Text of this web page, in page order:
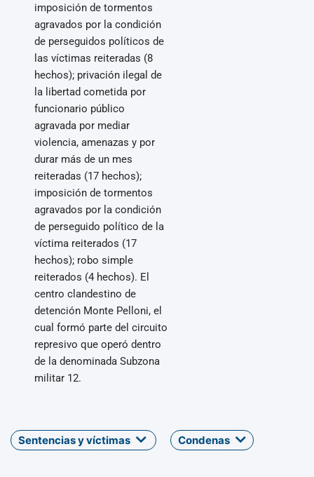
imposición de tormentos
agravados por la condición
de perseguidos políticos de
las víctimas reiteradas (8
hechos); privación ilegal de
la libertad cometida por
funcionario público
agravada por mediar
violencia, amenazas y por
durar más de un mes
reiteradas (17 hechos);
imposición de tormentos
agravados por la condición
de perseguido político de la
víctima reiterados (17
hechos); robo simple
reiterados (4 hechos). El
centro clandestino de
detención Monte Pelloni, el
cual formó parte del circuito
represivo que operó dentro
de la denominada Subzona
militar 12.
Sentencias y víctimas Condenas